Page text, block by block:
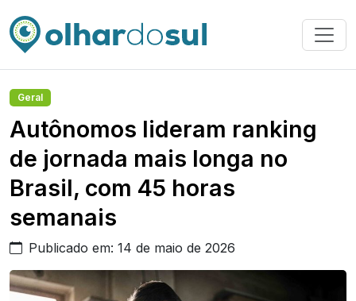
Geral
Autônomos lideram ranking
de jornada mais longa no
Brasil, com 45 horas
semanais
Publicado em: 14 de maio de 2026